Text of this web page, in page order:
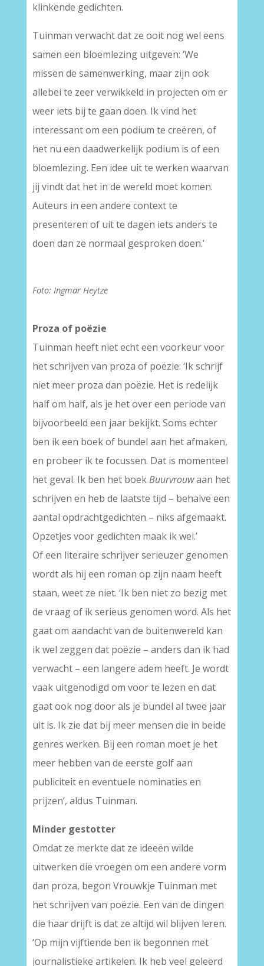
klinkende gedichten.
Tuinman verwacht dat ze ooit nog wel eens
samen een bloemlezing uitgeven: ‘We
missen de samenwerking, maar zijn ook
allebei te zeer verwikkeld in projecten om er
weer iets bij te gaan doen. Ik vind het
interessant om een podium te creëren, of
het nu een daadwerkelijk podium is of een
bloemlezing. Een idee uit te werken waarvan
jij vindt dat het in de wereld moet komen.
Auteurs in een andere context te
presenteren of uit te dagen iets anders te
doen dan ze normaal gesproken doen.’
Foto: Ingmar Heytze
Proza of poëzie
Tuinman heeft niet echt een voorkeur voor
het schrijven van proza of poëzie: ‘Ik schrijf
niet meer proza dan poëzie. Het is redelijk
half om half, als je het over een periode van
bijvoorbeeld een jaar bekijkt. Soms echter
ben ik een boek of bundel aan het afmaken,
en probeer ik te focussen. Dat is momenteel
het geval. Ik ben het boekBuurvrouwaan het
schrijven en heb de laatste tijd – behalve een
aantal opdrachtgedichten – niks afgemaakt.
Opzetjes voor gedichten maak ik wel.’
Of een literaire schrijver serieuzer genomen
wordt als hij een roman op zijn naam heeft
staan, weet ze niet. ‘Ik ben niet zo bezig met
de vraag of ik serieus genomen word. Als het
gaat om aandacht van de buitenwereld kan
ik wel zeggen dat poëzie – anders dan ik had
verwacht – een langere adem heeft. Je wordt
vaak uitgenodigd om voor te lezen en dat
gaat ook nog door als je bundel al twee jaar
uit is. Ik zie dat bij meer mensen die in beide
genres werken. Bij een roman moet je het
meer hebben van de eerste golf aan
publiciteit en eventuele nominaties en
prijzen’, aldus Tuinman.
Minder gestotter
Omdat ze merkte dat ze ideeën wilde
uitwerken die vroegen om een andere vorm
dan proza, begon Vrouwkje Tuinman met
het schrijven van poëzie. Een van de dingen
die haar drijft is dat ze altijd wil blijven leren.
‘Op mijn vijftiende ben ik begonnen met
journalistieke artikelen. Ik heb veel geleerd